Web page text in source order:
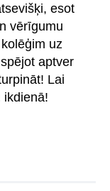
esot
vērīgumu
uz
aptver
Lai
ikdienā!